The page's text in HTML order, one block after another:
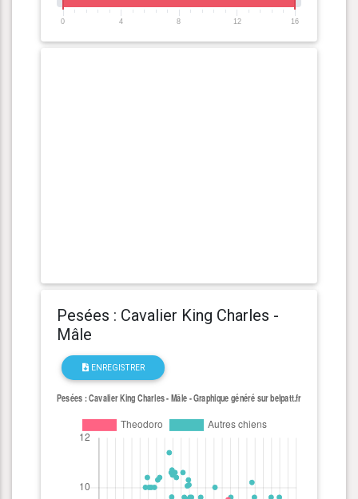
0 4 8 12 16
Pesées : Cavalier King Charles -
Mâle
ENREGISTRER